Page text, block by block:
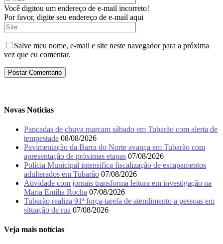
Você digitou um endereço de e-mail incorreto!
Por favor, digite seu endereço de e-mail aqui
Salve meu nome, e-mail e site neste navegador para a próxima
vez que eu comentar.
Novas Noticias
Pancadas de chuva marcam sábado em Tubarão com alerta de
tempestade 08/08/2026
Pavimentação da Barra do Norte avança em Tubarão com
apresentação de próximas etapas 07/08/2026
Polícia Municipal intensifica fiscalização de escapamentos
adulterados em Tubarão 07/08/2026
Atividade com jornais transforma leitura em investigação na
Maria Emília Rocha 07/08/2026
Tubarão realiza 91ª força-tarefa de atendimento a pessoas em
situação de rua 07/08/2026
Veja mais notícias